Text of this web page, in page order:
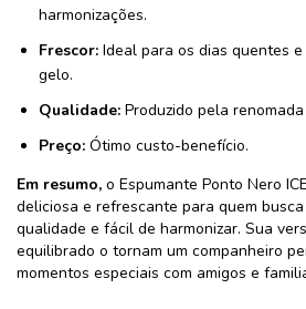
harmonizações.
Frescor: Ideal para os dias quentes
gelo.
Qualidade: Produzido pela
Preço: Ótimo custo-benefício.
Em resumo, o Espumante Ponto Nero
deliciosa e refrescante para quem
qualidade e fácil de harmonizar. Sua
equilibrado o tornam um companheiro
momentos especiais com amigos e